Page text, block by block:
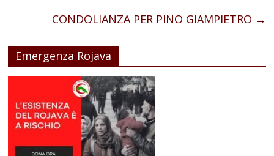
CONDOLIANZA PER PINO GIAMPIETRO →
Emergenza Rojava